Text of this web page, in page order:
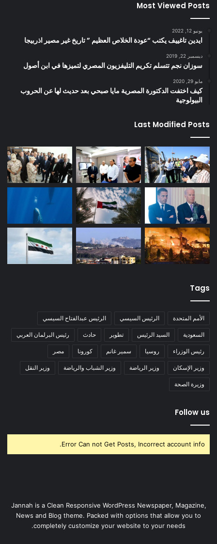
Most Viewed Posts
يونيو 12, 2022
ايدين تاغييف يكتب “عودة الخلاص العظيم ” تاريخ غير مصير اذربيجا
ديسمبر 22, 2019
سوزان نجم تتسلم تكريم التليفزيون المصري لتميزها في ابن أصول
مايو 29, 2020
كيف اختفت الدكتورة المصرية مايا صبحي بعد حديث لها عن الحروب
البيولوجية
Last Modified Posts
Tags
الأمم المتحدة الرئيس السيسي الرئيس عبدالفتاح السيسي
السعودية السيد الرئيس تطوير حادث رئيس البرلمان العربي
رئيس الوزراء روسيا سمير غانم كورونا مصر
وزير الإسكان وزير الرياضة وزير الشباب والرياضة وزير النقل
وزيرة الصحة
Follow us
Error Can not Get Posts, Incorrect account info.
Jannah is a Clean Responsive WordPress Newspaper, Magazine,
News and Blog theme. Packed with options that allow you to
completely customize your website to your needs.